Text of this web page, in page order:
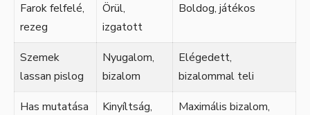
Farok felfelé,
rezeg
Örül,
izgatott
Boldog, játékos
Szemek
lassan pislog
Nyugalom,
bizalom
Elégedett,
bizalommal teli
Has mutatása
Kinyíltság,
Maximális bizalom,